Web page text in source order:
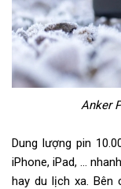
Anker
Dung lượng pin
iPhone, iPad, …
hay du lịch xa. Bên